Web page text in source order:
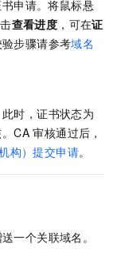
申请。将鼠标悬
查看进度 ，可在证
步骤请参考域名
时，证书状态为
CA 审核通过后，
构）提交申请。
一个关联域名。